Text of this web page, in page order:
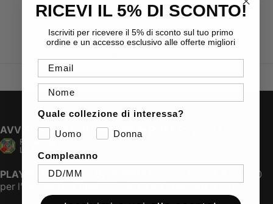
Assistenza Clienti
assistenza cliente sempre disponibile
AVVISO PUBBLICO IMPRESE IN ROSA
PLAYER 22 PARITA’ DI GENERE
Contributo di € 3.000,00
per l’ottenimento della certificazione UNI/PdR 125:2022
RICEVI IL 5% DI SCONTO!
Iscriviti per ricevere il 5% di sconto sul tuo primo
ordine e un accesso esclusivo alle offerte migliori
Email
Nome
Quale collezione di interessa?
Uomo
Donna
Compleanno